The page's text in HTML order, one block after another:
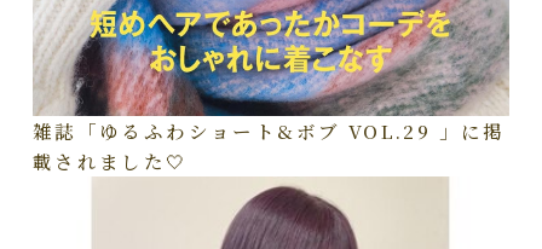
雑誌「ゆるふわショート&ボブ VOL.29 」に掲
載されました🤍